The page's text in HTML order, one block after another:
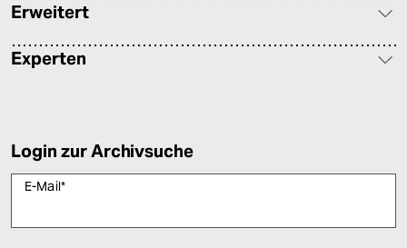
Erweitert
Experten
Login zur Archivsuche
E-Mail*